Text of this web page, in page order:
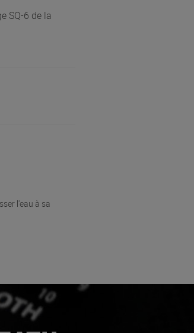
SQ-6 de la
l'eau à sa